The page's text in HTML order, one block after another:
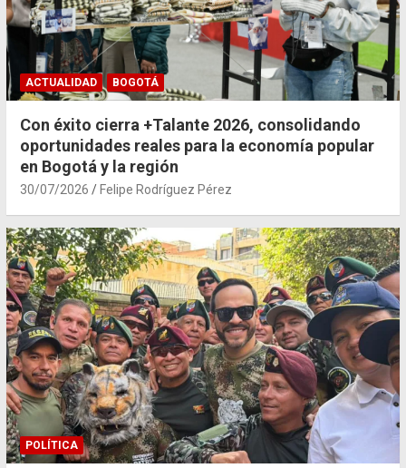
ACTUALIDAD BOGOTÁ
Con éxito cierra +Talante 2026, consolidando
oportunidades reales para la economía popular
en Bogotá y la región
30/07/2026 Felipe Rodríguez Pérez
POLÍTICA